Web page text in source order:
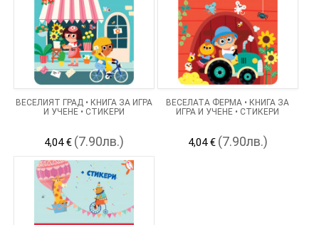
ВЕСЕЛИЯТ ГРАД • КНИГА ЗА ИГРА
И УЧЕНЕ • СТИКЕРИ
4,04 € (7.90лв.)
ВЕСЕЛАТА ФЕРМА • КНИГА ЗА
ИГРА И УЧЕНЕ • СТИКЕРИ
4,04 € (7.90лв.)